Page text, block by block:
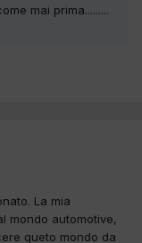
mai prima.........
La mia
mondo automotive,
queto mondo da